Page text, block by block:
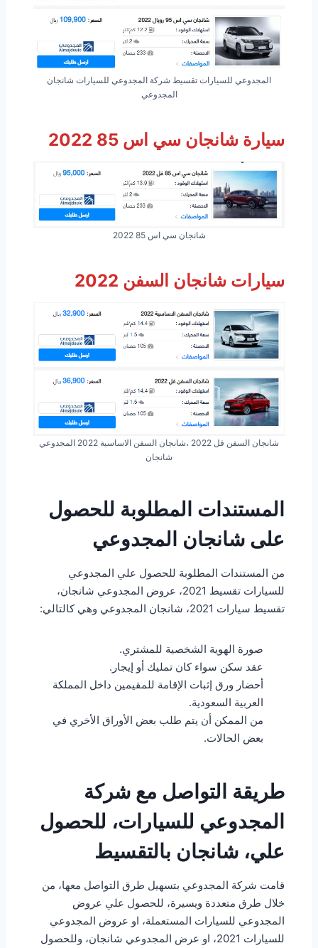
المجدوعي للسيارات تقسيط شركة المجدوعي للسيارات شانجان
المجدوعي
سيارة شانجان سي اس 85 2022
شانجان سي اس 85 2022
سيارات شانجان السفن 2022
شانجان السفن فل 2022 ،شانجان السفن الاساسية 2022 المجدوعي
شانجان
المستندات المطلوبة للحصول
على شانجان المجدوعي
من المستندات المطلوبة للحصول علي المجدوعي
للسيارات تقسيط 2021، عروض المجدوعي شانجان،
تقسيط سيارات 2021، شانجان المجدوعي وهي كالتالي:
صورة الهوية الشخصية للمشتري.
عقد سكن سواء كان تمليك أو إيجار.
أحضار ورق إثبات الإقامة للمقيمين داخل المملكة
العربية السعودية.
من الممكن أن يتم طلب بعض الأوراق الأخري في
بعض الحالات.
طريقة التواصل مع شركة
المجدوعي للسيارات، للحصول
علي، شانجان بالتقسيط
قامت شركة المجدوعي بتسهيل طرق التواصل معها، من
خلال طرق متعددة ويسيرة، للحصول علي عروض
المجدوعي للسيارات المستعملة، او عروض المجدوعي
للسيارات 2021، او عرض المجدوعي شانجان، وللحصول